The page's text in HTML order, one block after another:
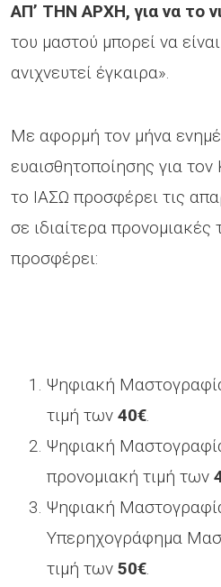
ΑΠ’ ΤΗΝ ΑΡΧΗ, για να το
του μαστού μπορεί να
ανιχνευτεί έγκαιρα».
Με αφορμή τον μήνα
ευαισθητοποίησης για
το ΙΑΣΩ προσφέρει τις
σε ιδιαίτερα προνομιακές
προσφέρει:
Ψηφιακή
τιμή των 40€.
Ψηφιακή
προνομιακή τιμή των
Ψηφιακή
Υπερηχογράφημα
τιμή των 50€.